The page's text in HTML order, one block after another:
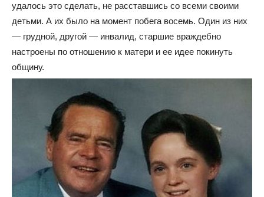
удалось это сделать, не расставшись со всеми своими
детьми. А их было на момент побега восемь. Один из них
— грудной, другой — инвалид, старшие враждебно
настроены по отношению к матери и ее идее покинуть
общину.